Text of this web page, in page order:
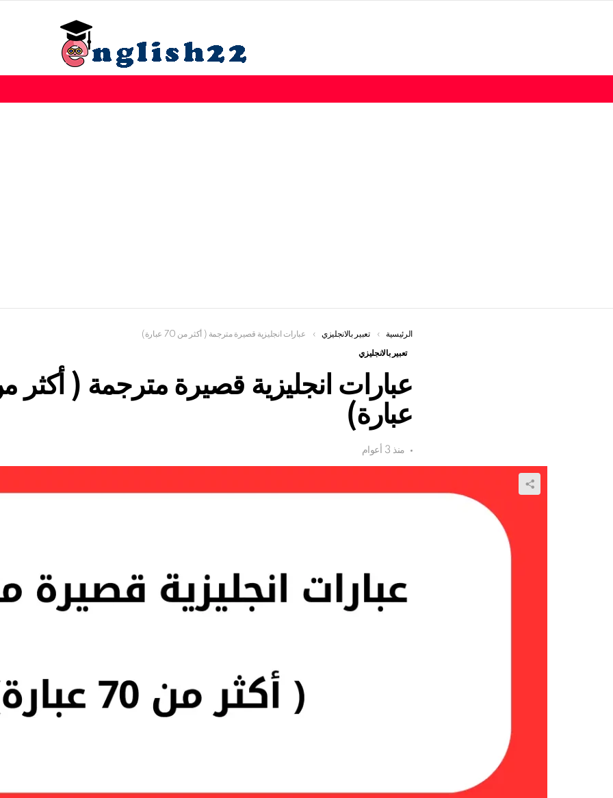
You are here:
الرئيسية تعبير بالانجليزي عبارات انجليزية قصيرة مترجمة ( أكثر من 70 عبارة)
تعبير بالانجليزي
عبارة)
منذ 3 أعوام